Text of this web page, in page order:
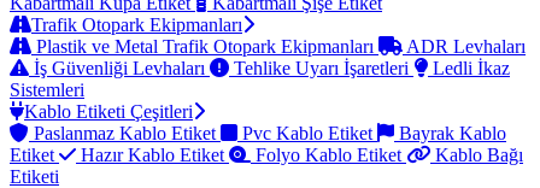
Trafik Otopark Ekipmanları
Plastik ve Metal Trafik Otopark Ekipmanları
ADR Levhaları
İş Güvenliği Levhaları
Tehlike Uyarı İşaretleri
Ledli İkaz
Sistemleri
Kablo Etiketi Çeşitleri
Paslanmaz Kablo Etiket
Pvc Kablo Etiket
Bayrak Kablo
Etiket
Hazır Kablo Etiket Folyo Kablo Etiket
Kablo Bağı
Etiketi